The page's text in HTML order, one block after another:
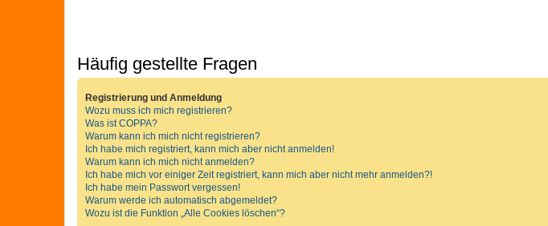
Häufig gestellte Fragen
Registrierung und Anmeldung
Wozu muss ich mich registrieren?
Was ist COPPA?
Warum kann ich mich nicht registrieren?
Ich habe mich registriert, kann mich aber nicht anmelden!
Warum kann ich mich nicht anmelden?
Ich habe mich vor einiger Zeit registriert, kann mich aber nicht mehr anmelden?!
Ich habe mein Passwort vergessen!
Warum werde ich automatisch abgemeldet?
Wozu ist die Funktion „Alle Cookies löschen“?